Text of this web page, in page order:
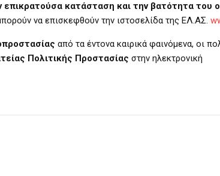
επικρατούσα κατάσταση και την βατότητα του
να επισκεφθούν την ιστοσελίδα της ΕΛ.ΑΣ.
από τα έντονα καιρικά φαινόμενα, οι
Πολιτικής Προστασίας στην ηλεκτρονική